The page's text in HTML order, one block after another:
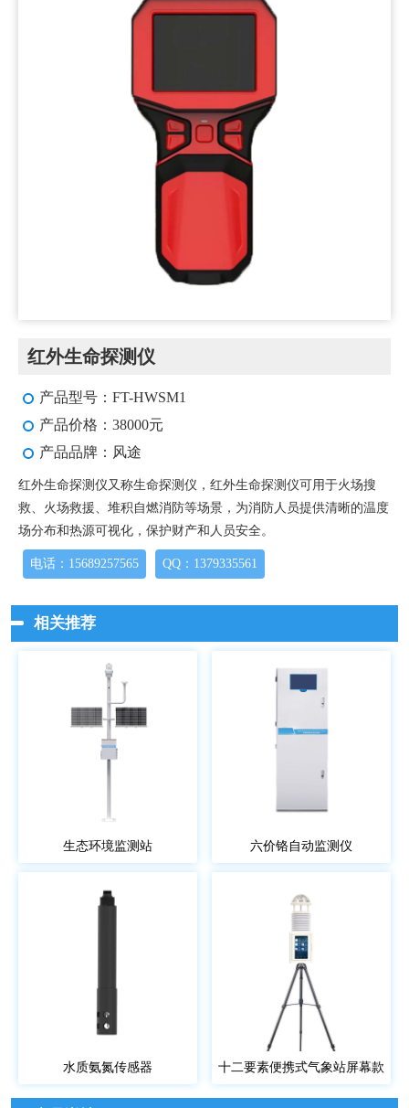
红外生命探测仪
产品型号：FT-HWSM1
产品价格：38000元
产品品牌：风途
红外生命探测仪又称生命探测仪，红外生命探测仪可用于火场搜
救、火场救援、堆积自燃消防等场景，为消防人员提供清晰的温度
场分布和热源可视化，保护财产和人员安全。
电话：15689257565 QQ：1379335561
相关推荐
生态环境监测站 六价铬自动监测仪
水质氨氮传感器 十二要素便携式气象站屏幕款